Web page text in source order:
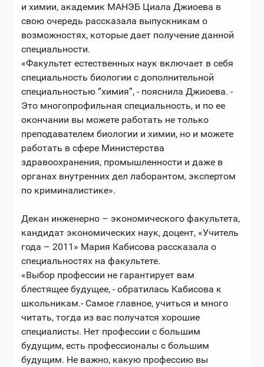
и химии, академик МАНЭБ Циала Джиоева в
свою очередь рассказала выпускникам о
возможностях, которые дает получение данной
специальности.
«Факультет естественных наук включает в себя
специальность биологии с дополнительной
специальностью “химия”, - пояснила Джиоева. -
Это многопрофильная специальность, и по ее
окончании вы можете работать не только
преподавателем биологии и химии, но и можете
работать в сфере Министерства
здравоохранения, промышленности и даже в
органах внутренних дел лаборантом, экспертом
по криминалистике».
Декан инженерно – экономического факультета,
кандидат экономических наук, доцент, «Учитель
года – 2011» Мария Кабисова рассказала о
специальностях на факультете.
«Выбор профессии не гарантирует вам
блестящее будущее, - обратилась Кабисова к
школьникам.- Самое главное, учиться и много
читать, тогда из вас получатся хорошие
специалисты. Нет профессии с большим
будущим, есть профессионалы с большим
будущим. Не важно, какую профессию вы